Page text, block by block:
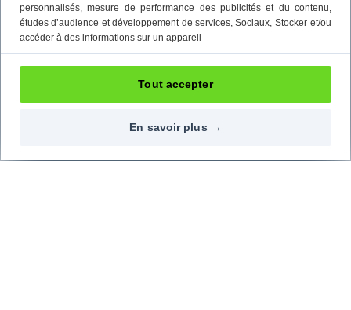
personnalisés, mesure de performance des publicités et du contenu,
études d’audience et développement de services, Sociaux, Stocker et/ou
accéder à des informations sur un appareil
En savoir plus →
Tout accepter